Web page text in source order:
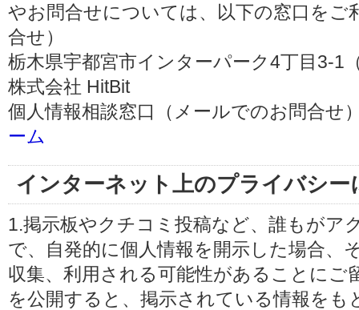
やお問合せについては、以下の窓口をご
合せ）
栃木県宇都宮市インターパーク4丁目3-1
株式会社 HitBit
個人情報相談窓口（メールでのお問合せ
ーム
インターネット上のプライバシー
1.掲示板やクチコミ投稿など、誰もがア
で、自発的に個人情報を開示した場合、
収集、利用される可能性があることに
を公開すると、掲示されている情報を